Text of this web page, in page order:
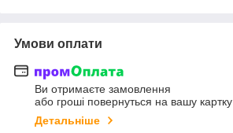
Умови оплати
Ви отримаєте замовлення
або гроші повернуться на вашу картку
Детальніше